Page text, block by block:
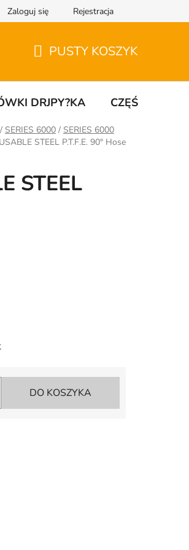
Zaloguj się Rejestracja
PUSTY KOSZYK
DRJPY?KA CZĘŚCI
/ SERIES 6000 / SERIES 6000
STEEL P.T.F.E. 90° Hose
STEEL
DO KOSZYKA